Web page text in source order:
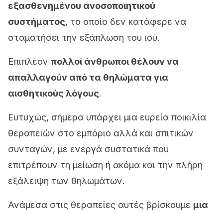
εξασθενημένου ανοσοποιητικού
συστήματος, το οποίο δεν κατάφερε να
σταματήσει την εξάπλωση του ιού.
Επιπλέον πολλοί άνθρωποι θέλουν να
απαλλαγούν από τα θηλώματα για
αισθητικούς λόγους.
Ευτυχώς, σήμερα υπάρχει μια ευρεία ποικιλία
θεραπειών στο εμπόριο αλλά και σπιτικών
συνταγών, με ενεργά συστατικά που
επιτρέπουν τη μείωση ή ακόμα και την πλήρη
εξάλειψη των θηλωμάτων.
Ανάμεσα στις θεραπείες αυτές βρίσκουμε μια